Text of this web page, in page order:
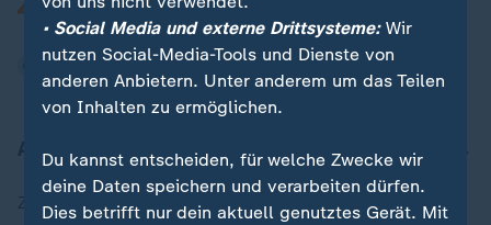
Aktuell bei ZDFheute
Zuletzt veröffentlicht
• Social Media und externe Drittsysteme:Wir
nutzen Social-Media-Tools und Dienste von
anderen Anbietern. Unter anderem um das Teilen
von Inhalten zu ermöglichen.
Du kannst entscheiden, für welche Zwecke wir
deine Daten speichern und verarbeiten dürfen.
Dies betrifft nur dein aktuell genutztes Gerät. Mit